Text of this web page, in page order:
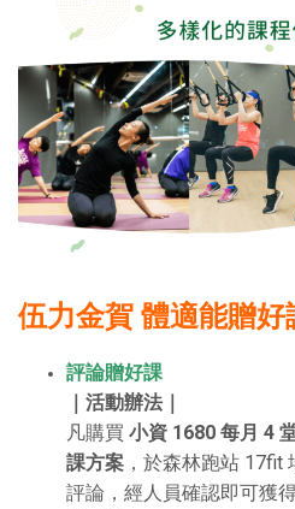
伍力金賀 體適能贈好
評論贈好課
｜活動辦法｜
凡購買 小資 1680 每月 4
課方案 ，於森林跑站 17fit
評論，經人員確認即可獲